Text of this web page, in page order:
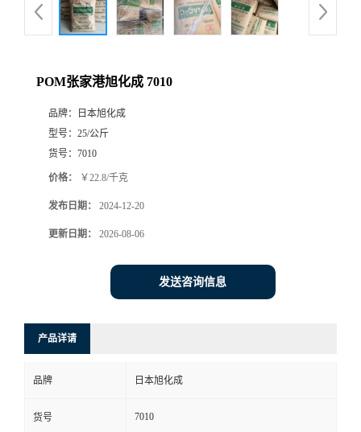
POM张家港旭化成 7010
品牌：
日本旭化成
型号： 25/公斤
货号： 7010
价格： ￥22.8/千克
发布日期： 2024-12-20
更新日期： 2026-08-06
发送咨询信息
产品详请
品牌 日本旭化成
货号 7010